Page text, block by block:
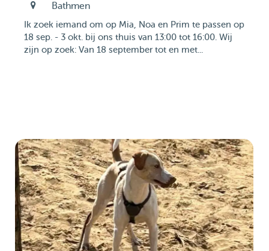
Bathmen
Ik zoek iemand om op Mia, Noa en Prim te passen op
18 sep. - 3 okt. bij ons thuis van 13:00 tot 16:00. Wij
zijn op zoek: Van 18 september tot en met...